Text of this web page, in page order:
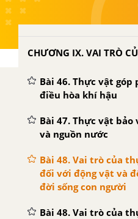
Bài 46. Thực vật góp
điều hòa khí hậu
Bài 47. Thực vật bảo
và nguồn nước
Bài 48. Vai trò của
đối với động vật và
đời sống con người
Bài 48. Vai trò của